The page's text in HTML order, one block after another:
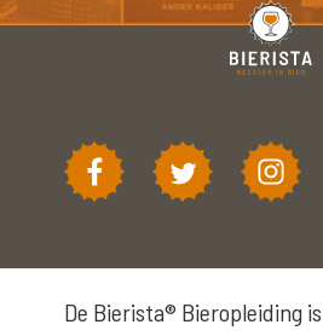
De Bierista® Bieropleiding